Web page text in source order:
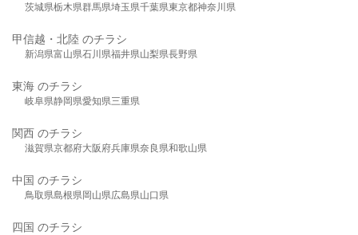
茨城県栃木県群馬県埼玉県千葉県東京都神奈川県
甲信越・北陸 のチラシ
新潟県富山県石川県福井県山梨県長野県
東海 のチラシ
岐阜県静岡県愛知県三重県
関西 のチラシ
滋賀県京都府大阪府兵庫県奈良県和歌山県
中国 のチラシ
鳥取県島根県岡山県広島県山口県
四国 のチラシ